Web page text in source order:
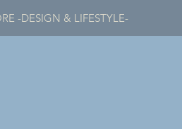
-DESIGN & LIFESTYLE-